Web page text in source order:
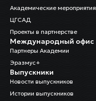
Академические мероприятия
ЦГСАД
Проекты в партнерстве
Международный офис
Партнеры Академии
Эразмус+
Выпускники
Новости выпускников
Истории выпускников